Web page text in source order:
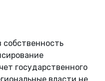
собственность
государственного